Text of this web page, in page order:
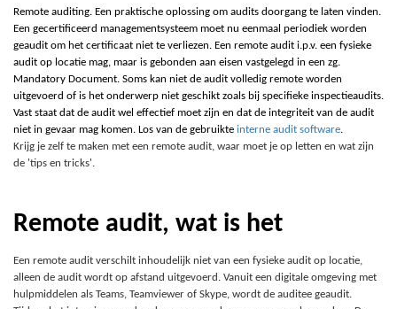
Remote auditing. Een praktische oplossing om audits doorgang te laten vinden.
Een gecertificeerd managementsysteem moet nu eenmaal periodiek worden
geaudit om het certificaat niet te verliezen. Een remote audit i.p.v. een fysieke
audit op locatie mag, maar is gebonden aan eisen vastgelegd in een zg.
Mandatory Document. Soms kan niet de audit volledig remote worden
uitgevoerd of is het onderwerp niet geschikt zoals bij specifieke inspectieaudits.
Vast staat dat de audit wel effectief moet zijn en dat de integriteit van de audit
niet in gevaar mag komen. Los van de gebruikte interne audit software.
Krijg je zelf te maken met een remote audit, waar moet je op letten en wat zijn
de 'tips en tricks'.
Remote audit, wat is het
Een remote audit verschilt inhoudelijk niet van een fysieke audit op locatie,
alleen de audit wordt op afstand uitgevoerd. Vanuit een digitale omgeving met
hulpmiddelen als Teams, Teamviewer of Skype, wordt de auditee geaudit.